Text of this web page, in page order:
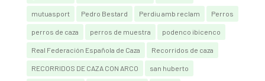
mutuasport Pedro Bestard Perdiu amb reclam Perros
perros de caza perros de muestra podenco ibicenco
Real Federación Española de Caza Recorridos de caza
RECORRIDOS DE CAZA CON ARCO san huberto